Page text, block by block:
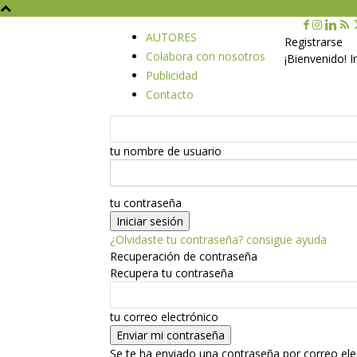
AUTORES
Colabora con nosotros
Publicidad
Contacto
Registrarse
¡Bienvenido!
tu nombre de usuario
tu contraseña
¿Olvidaste tu contraseña? consigue ayuda
Recuperación de contraseña
Recupera tu contraseña
tu correo electrónico
Se te ha enviado una contraseña por correo